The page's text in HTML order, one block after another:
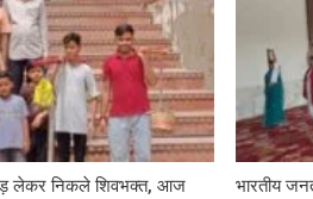
लेकर निकले शिवभक्त, आज
भारतीय